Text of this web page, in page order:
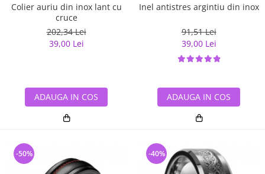
Colier auriu din inox lant cu
cruce
202,34 Lei
39,00 Lei
ADAUGA IN COS
Inel antistres argintiu din inox
91,51 Lei
39,00 Lei
ADAUGA IN COS
-50% -40%